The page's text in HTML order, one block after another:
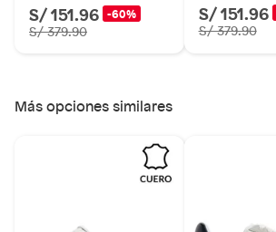
S/ 151.96 -60%
S/ 379.90
S/ 151.96
S/ 379.90
Más opciones similares